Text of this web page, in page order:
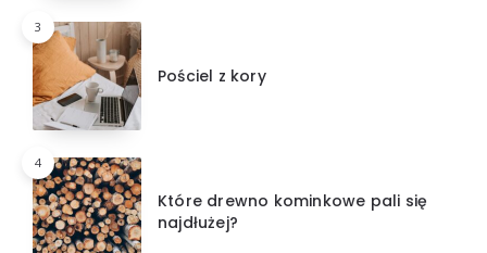
3
Pościel z kory
4
Które drewno kominkowe pali się
najdłużej?